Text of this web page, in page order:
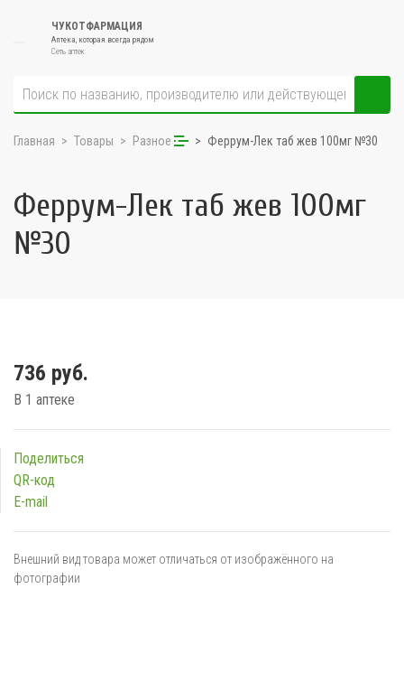
ЧУКОТФАРМАЦИЯ
Аптека, которая всегда рядом
Сеть аптек
Главная Товары Разное Феррум-Лек таб жев 100мг №30
Феррум-Лек таб жев 100мг
№30
736 руб.
В 1 аптеке
Поделиться
QR-код
E-mail
Внешний вид товара может отличаться от изображённого на
фотографии